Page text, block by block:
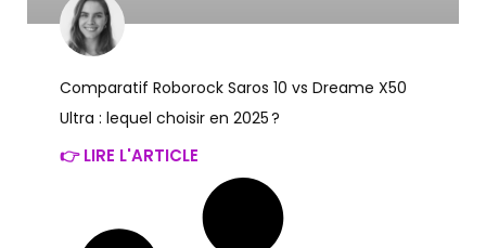
Comparatif Roborock Saros 10 vs Dreame X50
Ultra : lequel choisir en 2025 ?
👉 LIRE L'ARTICLE